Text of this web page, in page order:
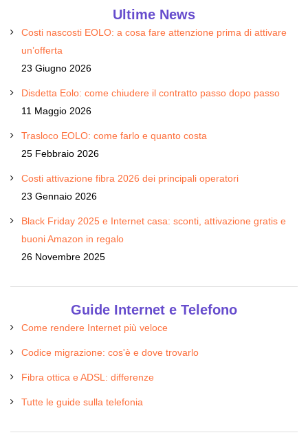
Ultime News
Costi nascosti EOLO: a cosa fare attenzione prima di attivare
un’offerta
23 Giugno 2026
Disdetta Eolo: come chiudere il contratto passo dopo passo
11 Maggio 2026
Trasloco EOLO: come farlo e quanto costa
25 Febbraio 2026
Costi attivazione fibra 2026 dei principali operatori
23 Gennaio 2026
Black Friday 2025 e Internet casa: sconti, attivazione gratis e
buoni Amazon in regalo
26 Novembre 2025
Guide Internet e Telefono
Come rendere Internet più veloce
Codice migrazione: cos'è e dove trovarlo
Fibra ottica e ADSL: differenze
Tutte le guide sulla telefonia